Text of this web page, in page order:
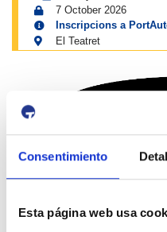
Consentimiento
Esta página web usa
7 October 2026
Inscripcions a
El Teatret